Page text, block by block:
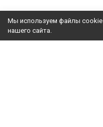
Мы используем файлы
нашего сайта.